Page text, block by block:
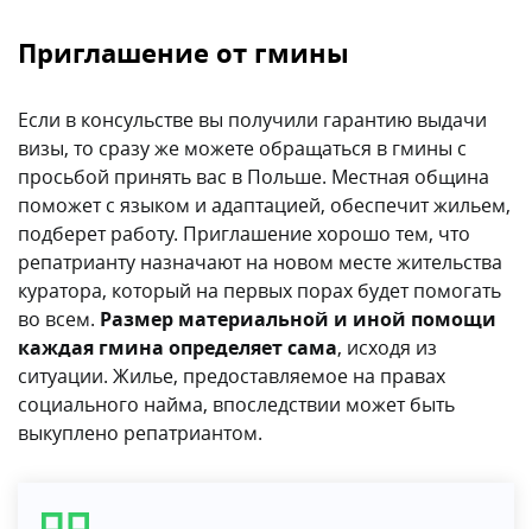
Приглашение от гмины
Если в консульстве вы получили гарантию выдачи
визы, то сразу же можете обращаться в гмины с
просьбой принять вас в Польше. Местная община
поможет с языком и адаптацией, обеспечит жильем,
подберет работу. Приглашение хорошо тем, что
репатрианту назначают на новом месте жительства
куратора, который на первых порах будет помогать
во всем. Размер материальной и иной помощи
каждая гмина определяет сама, исходя из
ситуации. Жилье, предоставляемое на правах
социального найма, впоследствии может быть
выкуплено репатриантом.